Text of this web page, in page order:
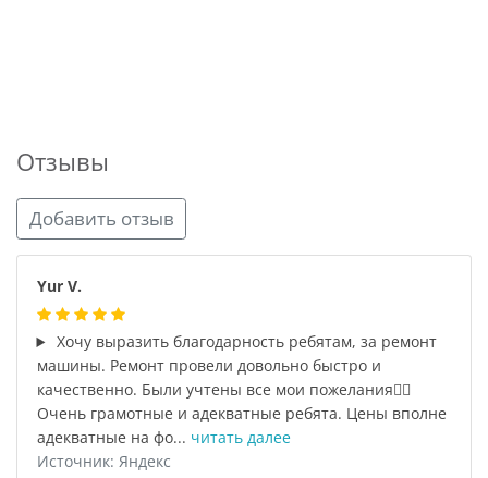
Отзывы
Добавить отзыв
Yur V.
Хочу выразить благодарность ребятам, за ремонт
машины. Ремонт провели довольно быстро и
качественно. Были учтены все мои пожелания👍🏼
Очень грамотные и адекватные ребята. Цены вполне
адекватные на фо... читать далее
Источник: Яндекс